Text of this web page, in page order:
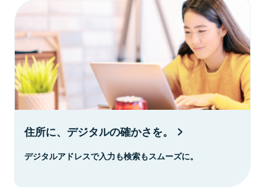
住所に、デジタルの確かさを。
デジタルアドレスで入力も検索もスムーズに。